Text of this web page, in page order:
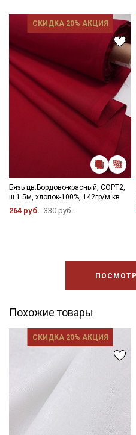
СКИДКА 20% АКЦИЯ
Бязь цв.Бордово-красный, СОРТ2,
ш.1.5м, хлопок-100%, 142гр/м.кв
264 руб. 330 руб.
Похожие товары
СКИДКА 20% АКЦИЯ